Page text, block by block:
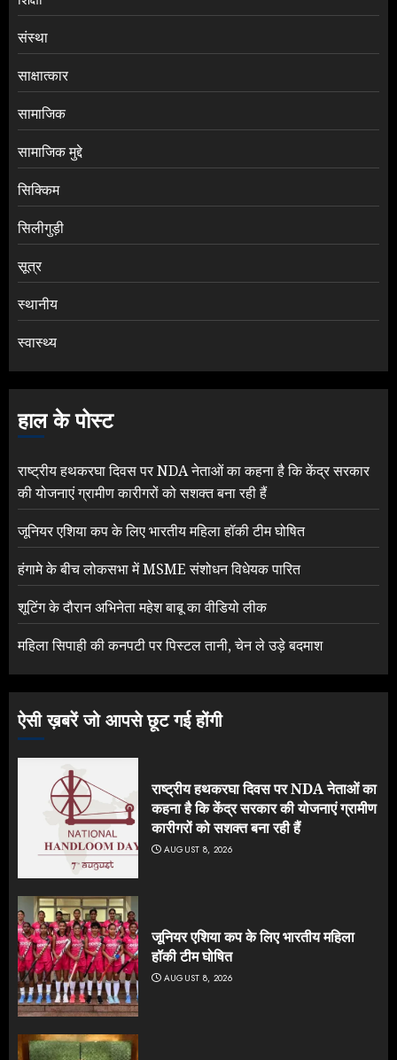
संस्था
साक्षात्कार
सामाजिक
सामाजिक मुद्दे
सिक्किम
सिलीगुड़ी
सूत्र
स्थानीय
स्वास्थ्य
हाल के पोस्ट
राष्ट्रीय हथकरघा दिवस पर NDA नेताओं का कहना है कि केंद्र सरकार
की योजनाएं ग्रामीण कारीगरों को सशक्त बना रही हैं
जूनियर एशिया कप के लिए भारतीय महिला हॉकी टीम घोषित
हंगामे के बीच लोकसभा में MSME संशोधन विधेयक पारित
शूटिंग के दौरान अभिनेता महेश बाबू का वीडियो लीक
महिला सिपाही की कनपटी पर पिस्टल तानी, चेन ले उड़े बदमाश
ऐसी ख़बरें जो आपसे छूट गई होंगी
राष्ट्रीय हथकरघा दिवस पर NDA नेताओं का
कहना है कि केंद्र सरकार की योजनाएं ग्रामीण
कारीगरों को सशक्त बना रही हैं
AUGUST 8, 2026
जूनियर एशिया कप के लिए भारतीय महिला
हॉकी टीम घोषित
AUGUST 8, 2026